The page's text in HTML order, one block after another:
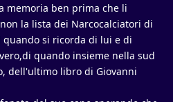
memoria ben prima che li
la lista dei Narcocalciatori di
si ricorda di lui e di
quando insieme nella sud
dell'ultimo libro di Giovanni